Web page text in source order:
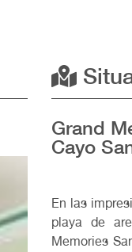
Grand
Cayo
En las
playa de
Memories